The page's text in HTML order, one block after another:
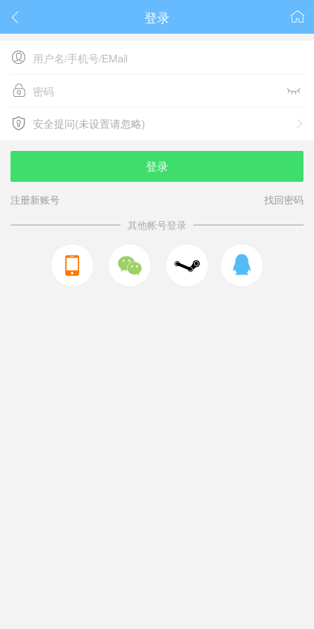
 
登录

 
 
安全提问(未设置请忽略)
安全提问(未设置请忽略)
登录
注册新账号
找回密码
其他帐号登录
  